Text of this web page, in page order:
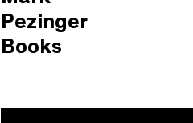
Pezinger
Books